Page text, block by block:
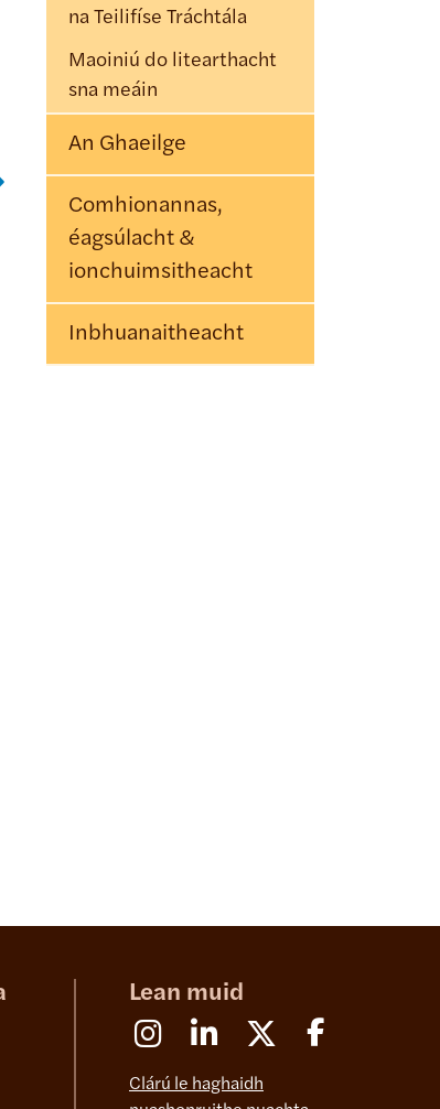
na Teilifíse Tráchtála
Maoiniú do litearthacht
sna meáin
An Ghaeilge
Comhionannas,
éagsúlacht &
ionchuimsitheacht
Inbhuanaitheacht
Lean muid
InstagramLinkedin X (Formerly Twitter)
Clárú le haghaidh